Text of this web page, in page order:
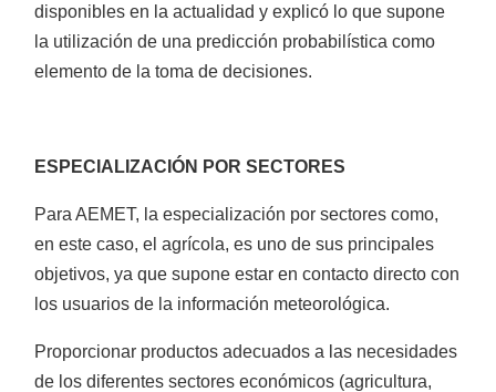
Lubricantes
Máquinas de batería
disponibles en la actualidad y explicó lo que supone
la utilización de una predicción probabilística como
elemento de la toma de decisiones.
ESPECIALIZACIÓN POR SECTORES
Para AEMET, la especialización por sectores como,
en este caso, el agrícola, es uno de sus principales
objetivos, ya que supone estar en contacto directo con
los usuarios de la información meteorológica.
Proporcionar productos adecuados a las necesidades
de los diferentes sectores económicos (agricultura,